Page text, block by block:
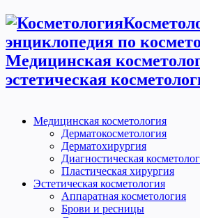
энциклопедия по
Медицинская
эстетическая
Медицинская косметология
Дерматокосметология
Дерматохирургия
Диагностическая
Пластическая хирургия
Эстетическая косметология
Аппаратная косметология
Брови и ресницы